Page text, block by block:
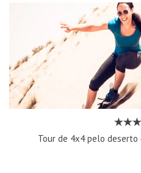
Tour de 4x4 pelo deserto